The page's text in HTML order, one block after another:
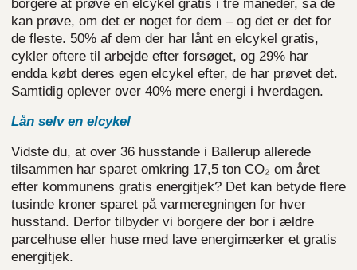
borgere at prøve en elcykel gratis i tre måneder, så de
kan prøve, om det er noget for dem – og det er det for
de fleste. 50% af dem der har lånt en elcykel gratis,
cykler oftere til arbejde efter forsøget, og 29% har
endda købt deres egen elcykel efter, de har prøvet det.
Samtidig oplever over 40% mere energi i hverdagen.
Lån selv en elcykel
Vidste du, at over 36 husstande i Ballerup allerede
tilsammen har sparet omkring 17,5 ton CO₂ om året
efter kommunens gratis energitjek? Det kan betyde flere
tusinde kroner sparet på varmeregningen for hver
husstand. Derfor tilbyder vi borgere der bor i ældre
parcelhuse eller huse med lave energimærker et gratis
energitjek.